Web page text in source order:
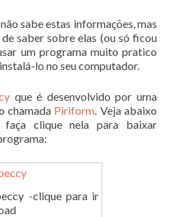
sabe estas informações, mas
saber sobre elas (ou só ficou
um programa muito pratico
lo no seu computador.
que é desenvolvido por uma
chamada Piriform. Veja abaixo
clique nela para baixar
-clique para ir